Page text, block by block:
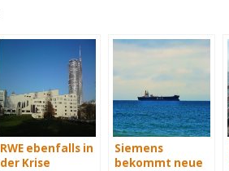
RWE ebenfalls in
der Krise
Siemens
bekommt neue